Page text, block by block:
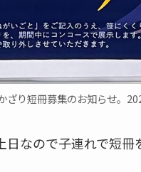
ざり短冊募集のお知らせ。
なので子連れで短冊